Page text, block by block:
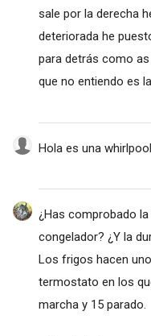
sale por la derecha
deteriorada he
para detrás como
que no entiendo es
Hola es una
¿Has comprobado
congelador? ¿Y la
Los frigos hacen
termostato en los
marcha y 15 parado.